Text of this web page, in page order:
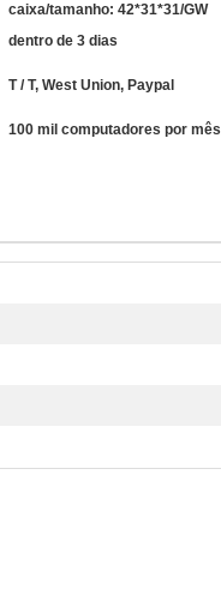
caixa/tamanho: 42*31*31/GW
dentro de 3 dias
T / T, West Union, Paypal
100 mil computadores por mês